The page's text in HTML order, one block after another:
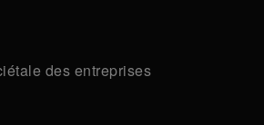
des entreprises